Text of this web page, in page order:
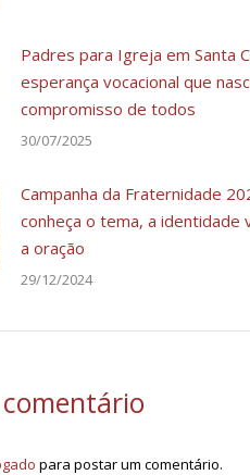
Padres para Igreja em Santa
esperança vocacional que
compromisso de todos
30/07/2025
Campanha da Fraternidade
conheça o tema, a identidade
a oração
29/12/2024
para postar um comentário.